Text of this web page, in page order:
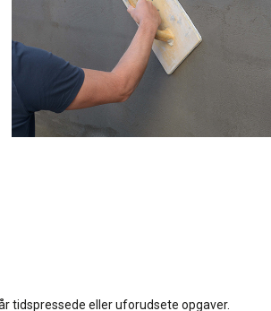
tidspressede eller uforudsete opgaver.